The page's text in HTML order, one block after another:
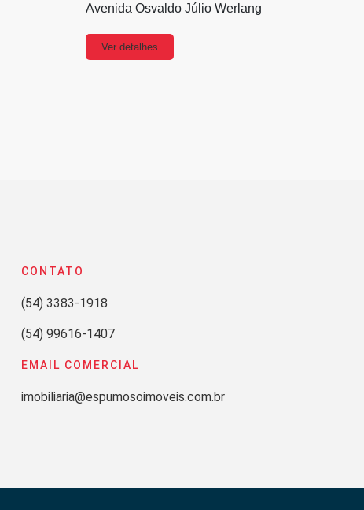
Avenida Osvaldo Júlio Werlang
Ver detalhes
CONTATO
(54) 3383-1918
(54) 99616-1407
EMAIL COMERCIAL
imobiliaria@espumosoimoveis.com.br